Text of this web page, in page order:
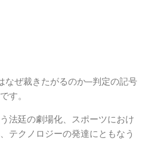
なぜ裁きたがるのか─判定の記号
す。
法廷の劇場化、スポーツにおけ
テクノロジーの発達にともなう